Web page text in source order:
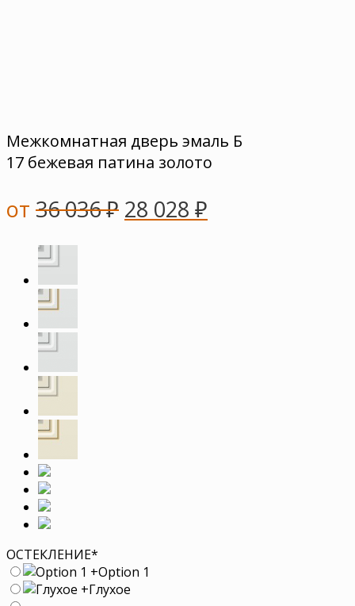
Межкомнатная дверь эмаль Б
17 бежевая патина золото
от 36 036₽ 28 028 ₽
ОСТЕКЛЕНИЕ*
+Option 1
+Глухое